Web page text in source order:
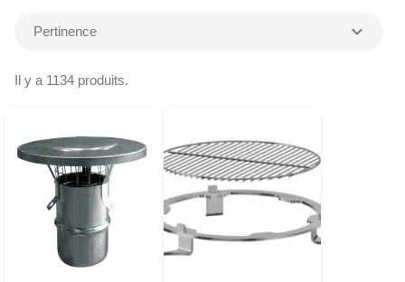
Il y a 1134 produits.
Pertinence expand_more